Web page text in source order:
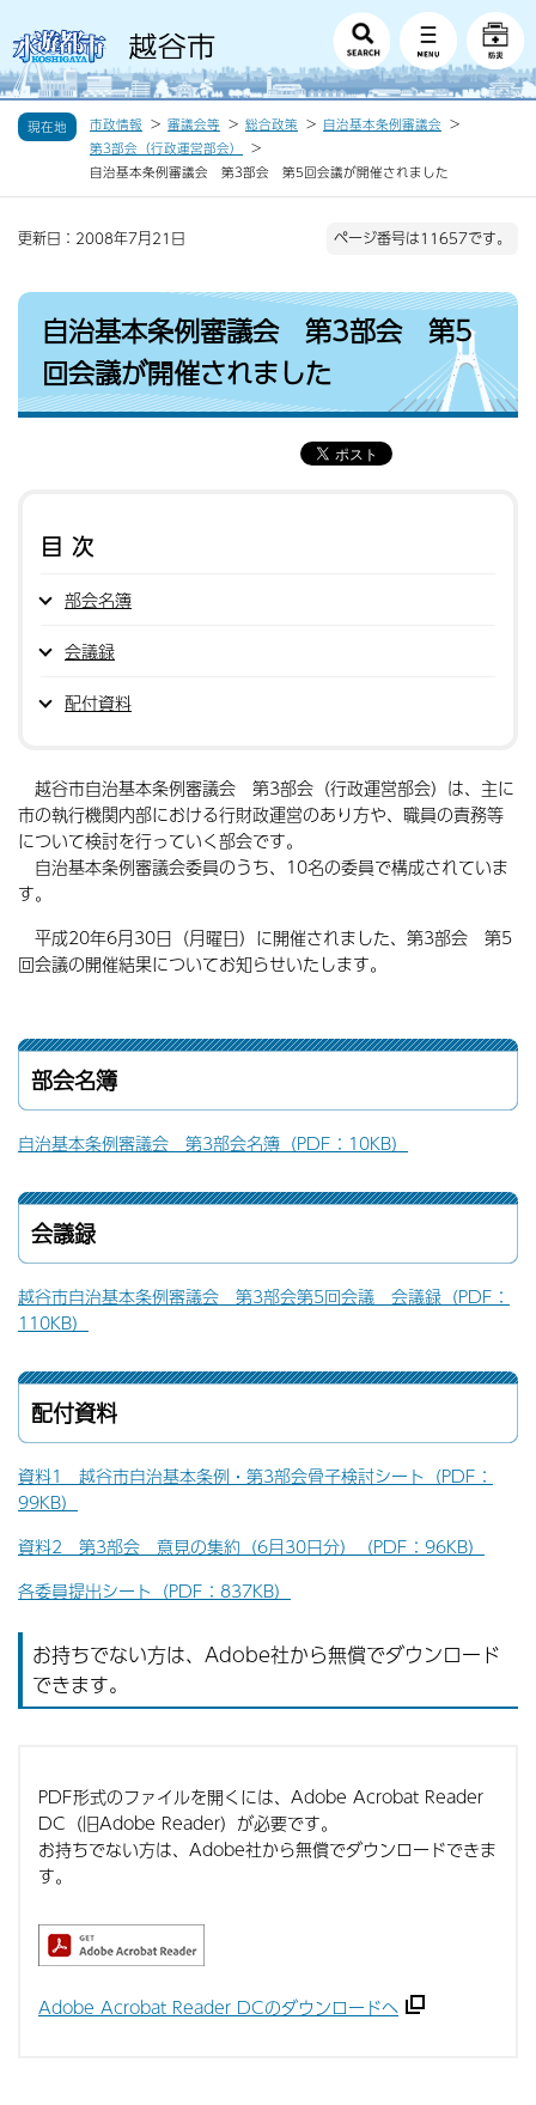
現在地 市政情報 審議会等 総合政策
自治基本条例審議会
第3部会（行政運営部会）
自治基本条例審議会 第3部会 第5回会議が開催されました
更新日：2008年7月21日 ページ番号は11657です。
自治基本条例審議会 第3部会 第5
回会議が開催されました
目次
部会名簿
会議録
配付資料
越谷市自治基本条例審議会 第3部会（行政運営部会）は、主に
市の執行機関内部における行財政運営のあり方や、職員の責務等
について検討を行っていく部会です。
自治基本条例審議会委員のうち、10名の委員で構成されていま
す。
平成20年6月30日（月曜日）に開催されました、第3部会 第5
回会議の開催結果についてお知らせいたします。
部会名簿
自治基本条例審議会 第3部会名簿（PDF：10KB）
会議録
越谷市自治基本条例審議会 第3部会第5回会議 会議録（PDF：
110KB）
配付資料
資料1 越谷市自治基本条例・第3部会骨子検討シート（PDF：
99KB）
資料2 第3部会 意見の集約（6月30日分）（PDF：96KB）
各委員提出シート（PDF：837KB）
お持ちでない方は、Adobe社から無償でダウンロード
できます。
PDF形式のファイルを開くには、Adobe Acrobat Reader
DC（旧Adobe Reader）が必要です。
お持ちでない方は、Adobe社から無償でダウンロードできま
す。
Adobe Acrobat Reader DCのダウンロードへ